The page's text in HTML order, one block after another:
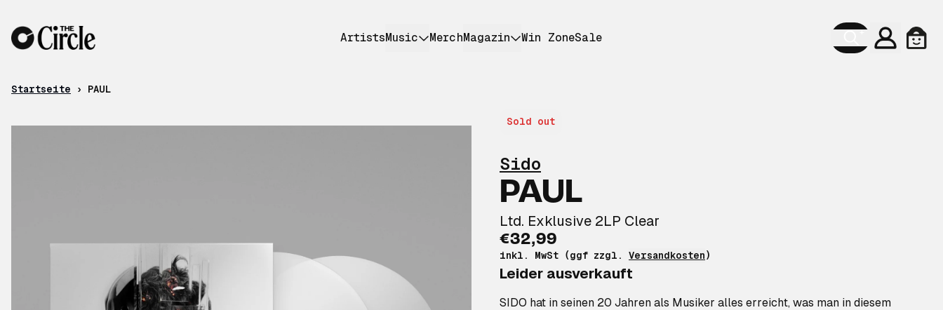
ArtistsMusic MerchMagazin Win ZoneSale
Konto
Startseite › PAUL
Sido
PAUL
Ltd. Exklusive 2LP Clear
€32,99
inkl. MwSt (ggf zzgl. Versandkosten)
Leider ausverkauft
SIDO hat in seinen 20 Jahren als Musiker alles erreicht, was man in diesem
Sold out